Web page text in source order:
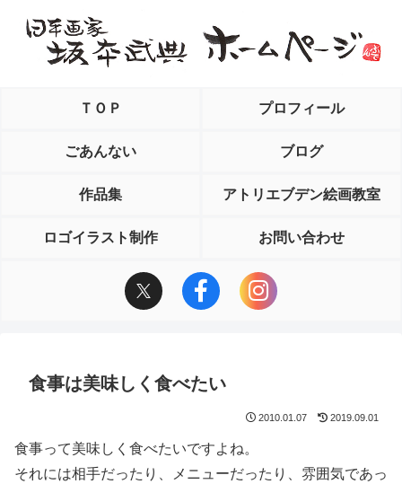
ＴＯＰ プロフィール
ごあんない ブログ
作品集 アトリエブデン絵画教室
ロゴイラスト制作 お問い合わせ
食事は美味しく食べたい
2010.01.07 2019.09.01
食事って美味しく食べたいですよね。
それには相手だったり、メニューだったり、雰囲気であっ